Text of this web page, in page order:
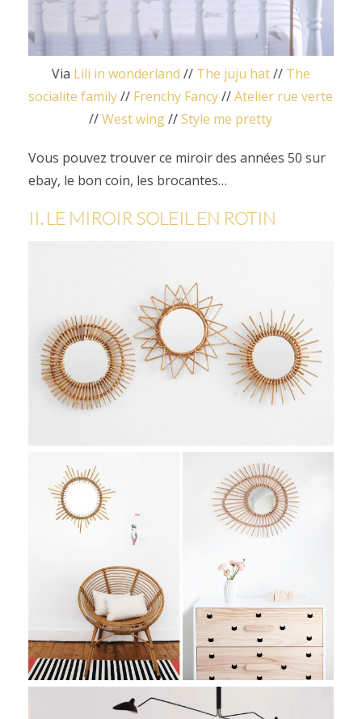
Via Lili in wonderland // The juju hat// The
socialite family// Frenchy Fancy//Atelier rue verte
//West wing//Style me pretty
Vous pouvez trouver ce miroir des années 50 sur
ebay, le bon coin, les brocantes…
II. LE MIROIR SOLEIL EN ROTIN